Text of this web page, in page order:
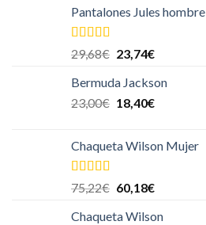
Pantalones Jules hombre
Valorado en
5.00
29,68€ 23,74€
Bermuda Jackson
23,00€ 18,40€
Chaqueta Wilson Mujer
Valorado en
5.00
75,22€ 60,18€
Chaqueta Wilson